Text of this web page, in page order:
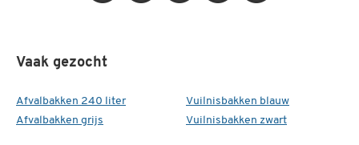
Vaak gezocht
Afvalbakken 240 liter
Afvalbakken grijs
Vuilnisbakken blauw
Vuilnisbakken zwart